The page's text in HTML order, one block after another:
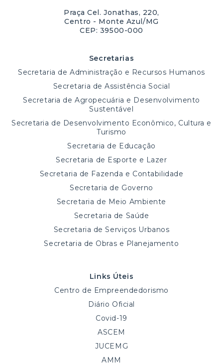
Praça Cel. Jonathas, 220,
Centro - Monte Azul/MG
CEP: 39500-000
Secretarias
Secretaria de Administração e Recursos Humanos
Secretaria de Assistência Social
Secretaria de Agropecuária e Desenvolvimento
Sustentável
Secretaria de Desenvolvimento Econômico, Cultura e
Turismo
Secretaria de Educação
Secretaria de Esporte e Lazer
Secretaria de Fazenda e Contabilidade
Secretaria de Governo
Secretaria de Meio Ambiente
Secretaria de Saúde
Secretaria de Serviços Urbanos
Secretaria de Obras e Planejamento
Links Úteis
Centro de Empreendedorismo
Diário Oficial
Covid-19
ASCEM
JUCEMG
AMM